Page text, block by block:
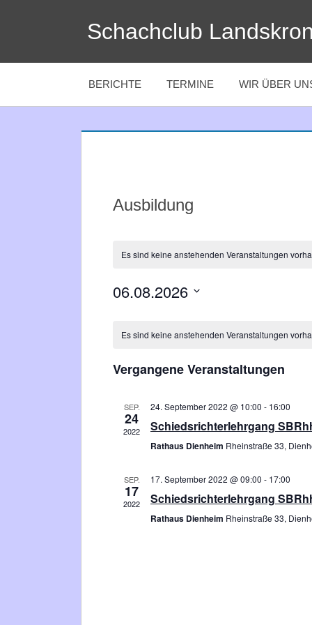
Schachclub
BERICHTE TERMINE WIR ÜBER
Ausbildung
Es sind keine anstehenden Veranstaltungen
06.08.2026
wählen.
Kalender
Veranstaltungen
Es sind keine anstehenden Veranstaltungen
Vergangene Veranstaltungen
SEP.
24
2022
24. September 2022 @ 10:00 - 16:00
Schiedsrichterlehrgang
Rathaus Dienheim Rheinstraße 33,
SEP.
17
2022
17. September 2022 @ 09:00 - 17:00
Schiedsrichterlehrgang
Rathaus Dienheim Rheinstraße 33,